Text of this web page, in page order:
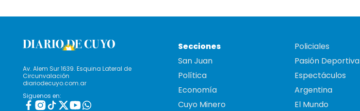
Av. Alem Sur 1639. Esquina Lateral de
Circunvalación
diariodecuyo.com.ar
Siguenos en:
Secciones
San Juan
Política
Economía
Cuyo Minero
Policiales
Pasión Deportiva
Espectáculos
Argentina
El Mundo